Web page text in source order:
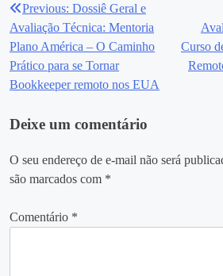
Navegação
de
Post
Previous: Dossiê Geral e
Avaliação Técnica: Mentoria
Plano América – O Caminho
Prático para se Tornar
Bookkeeper remoto nos EUA
Curso
Deixe um comentário
O seu endereço de e-mail não será
são marcados com *
Comentário *